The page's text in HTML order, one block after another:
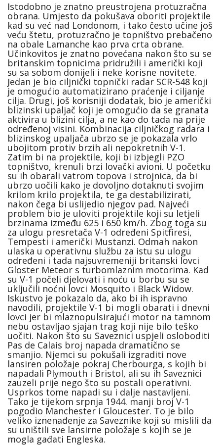
Istodobno je znatno preustrojena protuzračna
obrana. Umjesto da pokušava oboriti projektile
kad su već nad Londonom, i tako često učine još
veću štetu, protuzračno je topništvo prebačeno
na obale Lamanche kao prva crta obrane.
Učinkovitos je znatno povećana nakon što su se
britanskim topnicima pridružili i američki koji
su sa sobom donijeli i neke korisne novitete.
Jedan je bio ciljnički topnički radar SCR-548 koji
je omogućio automatizirano praćenje i ciljanje
cilja. Drugi, još korisniji dodatak, bio je američki
blizinski upaljač koji je omogućio da se granata
aktivira u blizini cilja, a ne kao do tada na prije
određenoj visini. Kombinacija ciljničkog radara i
blizinskog upaljača ubrzo se je pokazala vrlo
ubojitom protiv brzih ali nepokretnih V-1.
Zatim bi na projektile, koji bi izbjegli PZO
topništvo, krenuli brzi lovački avioni. U početku
su ih obarali vatrom topova i strojnica, da bi
ubrzo uočili kako je dovoljno dotaknuti svojim
krilom krilo projektila, te ga destabilizirati,
nakon čega bi uslijedio njegov pad. Najveći
problem bio je uloviti projektile koji su letjeli
brzinama između 625 i 650 km/h. Zbog toga su
za ulogu presretača V-1 određeni Spitfiresi,
Tempesti i američki Mustanzi. Odmah nakon
ulaska u operativnu službu za istu su ulogu
određeni i tada najsuvremeniji britanski lovci
Gloster Meteor s turbomlaznim motorima. Kad
su V-1 počeli djelovati i noću u borbu su se
uključili noćni lovci Mosquito i Black Widow.
Iskustvo je pokazalo da, ako bi ih ispravno
navodili, projektile V-1 bi mogli obarati i dnevni
lovci jer bi mlaznopulsirajući motor na tamnom
nebu ostavljao sjajan trag koji nije bilo teško
uočiti. Nakon što su Saveznici uspjeli osloboditi
Pas de Calais broj napada dramatično se
smanjio. Njemci su pokušali izgraditi nove
lansiren položaje pokraj Cherbourga, s kojih bi
napadali Plymouth i Bristol, ali su ih Saveznici
zauzeli prije nego što su postali operativni.
Usprkos tome napadi su i dalje nastavljeni.
Tako je tijekom srpnja 1944. manji broj V-1
pogodio Manchester i Gloucester. To je bilo
veliko iznenađenje za Saveznike koji su mislili da
su uništili sve lansirne položaje s kojih se je
mogla gađati Engleska.